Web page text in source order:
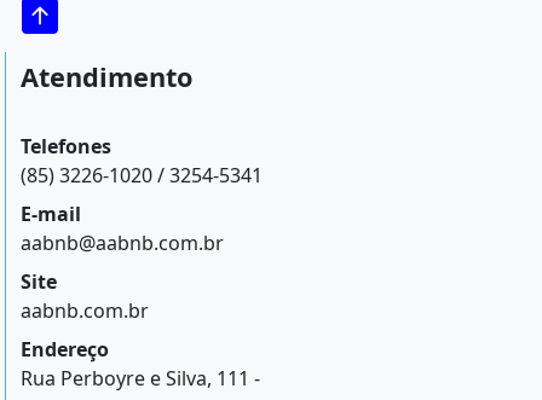
Atendimento
Telefones
(85) 3226-1020 / 3254-5341
E-mail
aabnb@aabnb.com.br
Site
aabnb.com.br
Endereço
Rua Perboyre e Silva, 111 -